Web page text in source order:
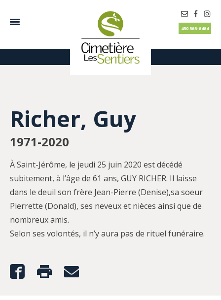
450 565-6464
Richer, Guy
1971-2020
À Saint-Jérôme, le jeudi 25 juin 2020 est décédé
subitement, à l’âge de 61 ans, GUY RICHER. Il laisse
dans le deuil son frère Jean-Pierre (Denise),sa soeur
Pierrette (Donald), ses neveux et nièces ainsi que de
nombreux amis.
Selon ses volontés, il n’y aura pas de rituel funéraire.